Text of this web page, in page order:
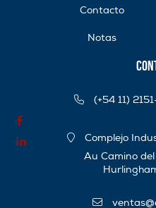
Contacto
Notas
(+54 11)
Complejo
Au Camino